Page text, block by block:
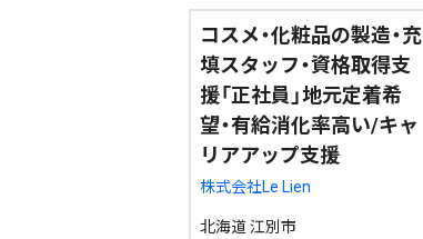
コスメ・化粧品の製造・充
填スタッフ・資格取得支
援「正社員」地元定着希
望・有給消化率高い/キャ
リアアップ支援
株式会社Le Lien
北海道 江別市